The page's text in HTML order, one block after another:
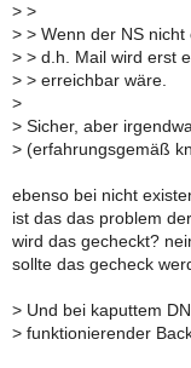
> >
> > Wenn der NS
> > d.h. Mail wird erst
> > erreichbar wäre.
>
> Sicher, aber
> (erfahrungsgemäß
ebenso bei nicht
ist das das problem
wird das gecheckt?
sollte das gecheck
> Und bei kaputtem
> funktionierender